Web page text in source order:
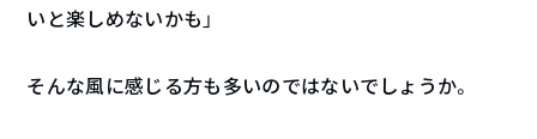
いと楽しめないかも」
そんな風に感じる方も多いのではないでしょうか。